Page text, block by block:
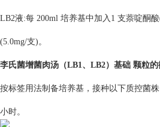
LB2液:每 200ml 培养基中加入1 支萘啶酮
(5.0mg/支)。
李氏菌增菌肉汤（LB1、LB2）基础 颗粒的
按标签用法制备培养基，接种以下质控菌
小时。